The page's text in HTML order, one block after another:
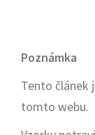
Poznámka
Tento článek
tomto webu.